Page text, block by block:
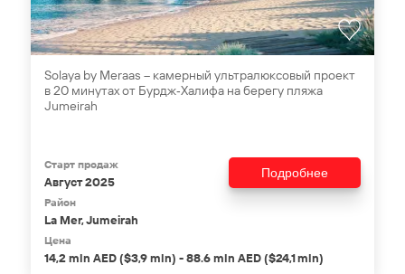
Solaya by Meraas – камерный ультралюксовый проект
в 20 минутах от Бурдж‑Халифа на берегу пляжа
Jumeirah
Старт продаж
Август 2025
Район
La Mer, Jumeirah
Цена
14,2 mln AED ($3,9 mln) - 88.6 mln AED ($24,1 mln)
Подробнее